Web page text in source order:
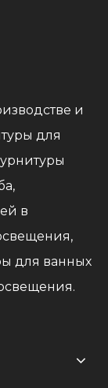
и
для
в
для ванных